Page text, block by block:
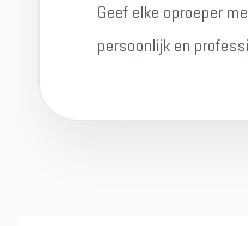
Geef elke oproeper
persoonlijk en